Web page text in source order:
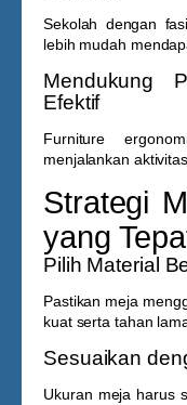
Sekolah dengan
lebih mudah
Mendukung
Efektif
Furniture
menjalankan
Strategi
yang
Pilih Material
Pastikan meja
kuat serta tahan
Sesuaikan
Ukuran meja harus